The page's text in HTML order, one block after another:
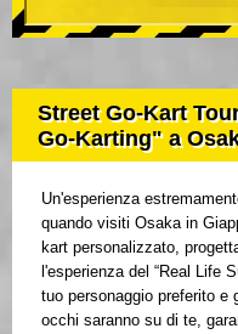
Street Go-Kart
Go-Karting" a
Un'esperienza
quando visiti Osaka in
kart personalizzato,
l'esperienza del “Real Life
tuo personaggio preferito e
occhi saranno su di te,